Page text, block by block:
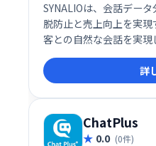
SYNALIOは、会話デー
脱防止と売上向上を実
客との自然な会話を実
ことで、最適な提案や
の低下と売上アップを目
ーションです。
詳
ChatPlus
0.0 (0件)